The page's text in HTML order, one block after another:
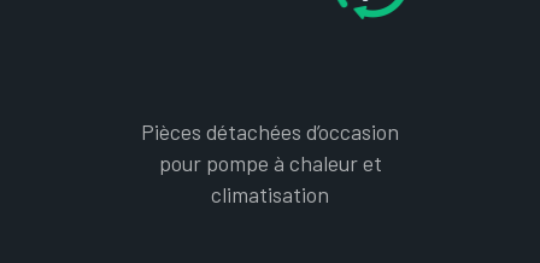
Pièces détachées d’occasion
pour pompe à chaleur et
climatisation